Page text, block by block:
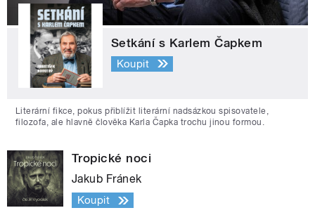
Setkání s Karlem Čapkem
Koupit
Literární fikce, pokus přiblížit literární nadsázkou spisovatele,
filozofa, ale hlavně člověka Karla Čapka trochu jinou formou.
Tropické noci
Jakub Fránek
Koupit